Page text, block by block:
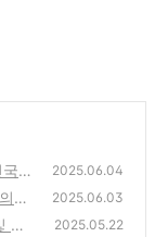
이
2025.06.04
의 2025.06.03
투
2025.05.22